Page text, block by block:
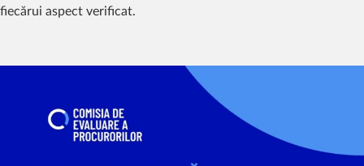
fiecărui aspect verificat.